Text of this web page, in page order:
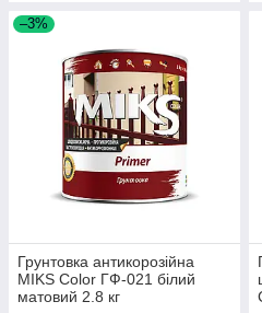
–3%
Грунтовка антикорозійна
MIKS Color ГФ-021 білий
матовий 2.8 кг